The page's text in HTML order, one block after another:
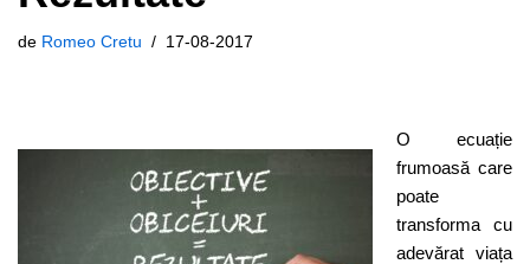
de Romeo Cretu 17-08-2017
O ecuație
frumoasă care
poate
transforma cu
adevărat viața